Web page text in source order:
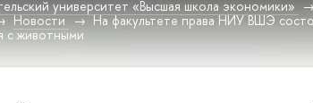
университет «Высшая школа экономики»
Новости
На факультете права НИУ ВШЭ
с животными